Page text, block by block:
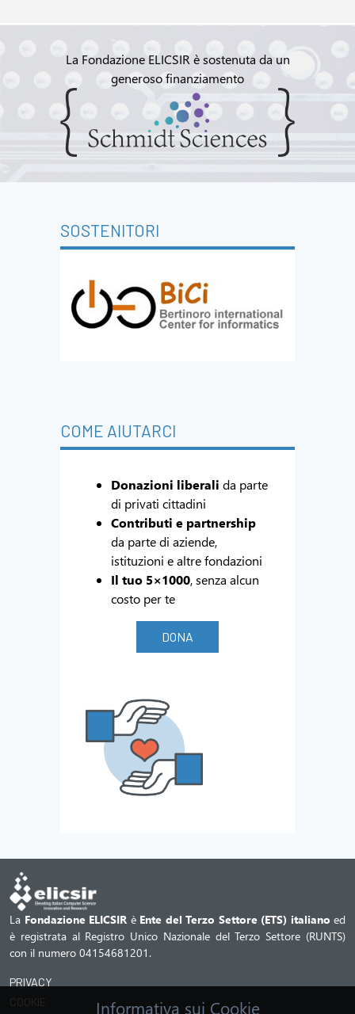
La Fondazione ELICSIR è sostenuta da un
generoso finanziamento
SOSTENITORI
COME AIUTARCI
Donazioni liberali da parte
di privati cittadini
Contributi e partnership
da parte di aziende,
istituzioni e altre fondazioni
Il tuo 5×1000, senza alcun
costo per te
DONA
La Fondazione ELICSIR è Ente del Terzo Settore (ETS) italiano ed
è registrata al Registro Unico Nazionale del Terzo Settore (RUNTS)
con il numero 04154681201.
PRIVACY
COOKIE
Informativa sui Cookie